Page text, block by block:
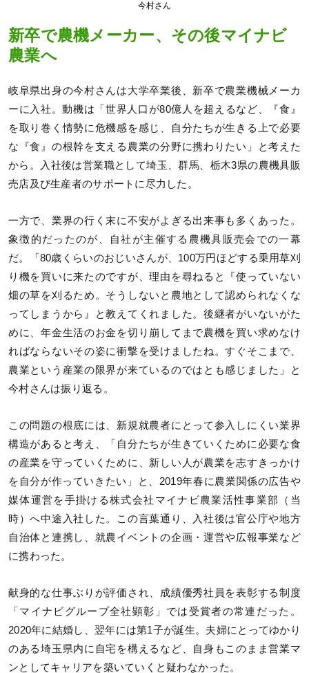
今村さん
新卒で農機メーカー、その後マイナビ
農業へ
岐阜県出身の今村さんは大学卒業後、新卒で農業機械メーカ
ーに入社。動機は「世界人口が80億人を超えるなど、『食』
を取り巻く情勢に危機感を感じ、自分たちが生きる上で必要
な『食』の根幹を支える農業の分野に携わりたい」と考えた
から。入社後は営業職として埼玉、群馬、栃木3県の農機具販
売店及び生産者のサポートに尽力した。
一方で、業界の行く末に不安がよぎる出来事も多くあった。
象徴的だったのが、自社が主催する農機具販売会での一幕
だ。「80歳くらいのおじいさんが、100万円ほどする乗用草刈
り機を買いに来たのですが、理由を尋ねると『使っていない
畑の草を刈るため。そうしないと農地として認められなくな
ってしまうから』と教えてくれました。後継者がいないがた
めに、年金生活のお金を切り崩してまで農機を買い求めなけ
ればならないその姿に衝撃を受けましたね。すぐそこまで、
農業という産業の限界が来ているのではとも感じました」と
今村さんは振り返る。
この問題の根底には、新規就農者にとって参入しにくい業界
構造があると考え、「自分たちが生きていくために必要な食
の産業を守っていくために、新しい人が農業を志すきっかけ
を自分が作っていきたい」と、2019年春に農業関係の広告や
媒体運営を手掛ける株式会社マイナビ農業活性事業部（当
時）へ中途入社した。この言葉通り、入社後は官公庁や地方
自治体と連携し、就農イベントの企画・運営や広報事業など
に携わった。
献身的な仕事ぶりが評価され、成績優秀社員を表彰する制度
「マイナビグループ全社顕彰」では受賞者の常連だった。
2020年に結婚し、翌年には第1子が誕生。夫婦にとってゆかり
のある埼玉県内に自宅を構えるなど、自身もこのまま営業マ
ンとしてキャリアを築いていくと疑わなかった。